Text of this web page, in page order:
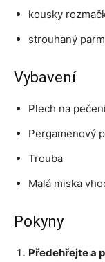
kousky
strouhaný
Vybavení
Plech na
Pergamenový
Trouba
Malá miska
Pokyny
Předehřejte a